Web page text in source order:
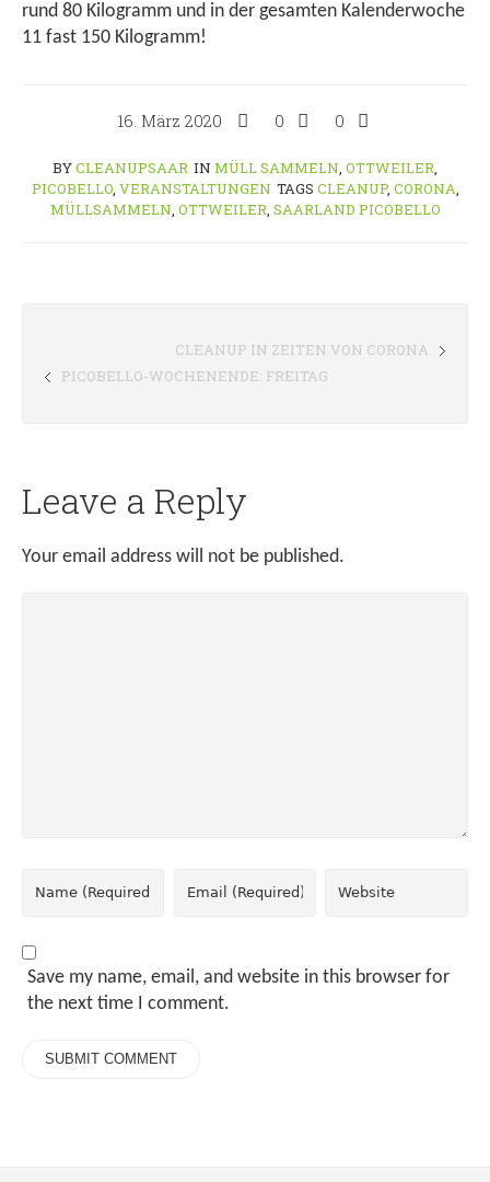
rund 80 Kilogramm und in der gesamten Kalenderwoche
11 fast 150 Kilogramm!
16. März 2020 0 0
BYCLEANUPSAAR IN MÜLL SAMMELN, OTTWEILER,
PICOBELLO, VERANSTALTUNGEN TAGS CLEANUP, CORONA,
MÜLLSAMMELN, OTTWEILER, SAARLAND PICOBELLO
CLEANUP IN ZEITEN VON CORONA
PICOBELLO-WOCHENENDE: FREITAG
Leave a Reply
Your email address will not be published.
Save my name, email, and website in this browser for
the next time I comment.